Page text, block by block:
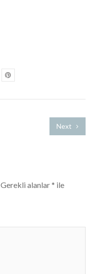
Next
Gerekli alanlar* ile